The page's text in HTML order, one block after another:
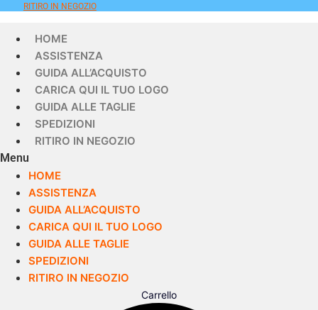
RITIRO IN NEGOZIO
HOME
ASSISTENZA
GUIDA ALL’ACQUISTO
CARICA QUI IL TUO LOGO
GUIDA ALLE TAGLIE
SPEDIZIONI
RITIRO IN NEGOZIO
Menu
HOME
ASSISTENZA
GUIDA ALL’ACQUISTO
CARICA QUI IL TUO LOGO
GUIDA ALLE TAGLIE
SPEDIZIONI
RITIRO IN NEGOZIO
Carrello